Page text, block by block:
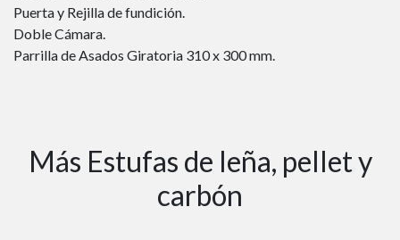
Puerta y Rejilla de fundición.
Doble Cámara.
Parrilla de Asados Giratoria 310 x 300 mm.
Más Estufas de leña, pellet y
carbón